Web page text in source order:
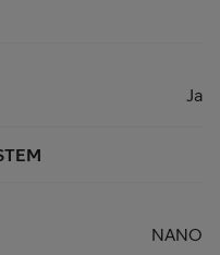
Ja
NANO